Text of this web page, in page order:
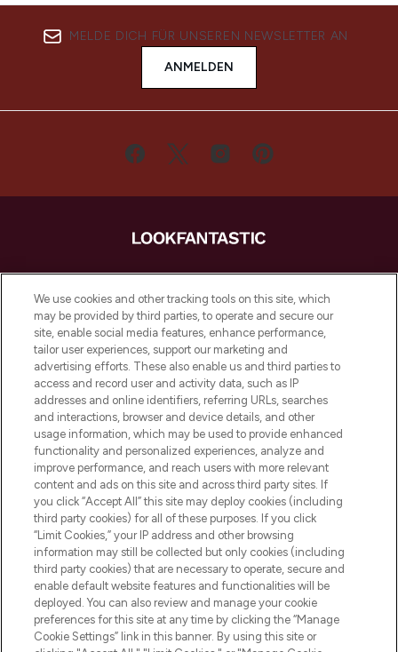
MELDE DICH FÜR UNSEREN NEWSLETTER AN
ANMELDEN
LOOKFANTASTIC ist Europas ultimativer
Beauty-Onlineshop mit den besten
Produkten aus Haut- und Haarpflege
sowie Make-Up von über 200
renommierten Marken. Shoppe online
oder über die App mit kostenloser
Lieferung ab einem Einkaufswert von 30€.
Cookie-Einwilligung
Do Not Sell or Share My Personal
Information
HILFE & INFORMATION
IMPRESSUM
ÜBER LOOKFANTASTIC
We use cookies and other tracking tools on this site, which
may be provided by third parties, to operate and secure our
site, enable social media features, enhance performance,
tailor user experiences, support our marketing and
advertising efforts. These also enable us and third parties to
access and record user and activity data, such as IP
addresses and online identifiers, referring URLs, searches
and interactions, browser and device details, and other
usage information, which may be used to provide enhanced
functionality and personalized experiences, analyze and
improve performance, and reach users with more relevant
content and ads on this site and across third party sites. If
you click “Accept All” this site may deploy cookies (including
third party cookies) for all of these purposes. If you click
“Limit Cookies,” your IP address and other browsing
information may still be collected but only cookies (including
third party cookies) that are necessary to operate, secure and
enable default website features and functionalities will be
deployed. You can also review and manage your cookie
preferences for this site at any time by clicking the “Manage
Cookie Settings” link in this banner. By using this site or